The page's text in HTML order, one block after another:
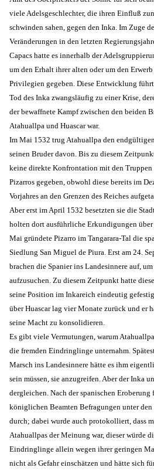
viele Adelsgeschlechter, die ihren Einfluß
schwinden sahen, gegen den Inka. Im Zuge
Veränderungen in den letzten
Capacs hatte es innerhalb der
um den Erhalt ihrer alten oder um den Erwerb
Privilegien gegeben. Diese Entwicklung
Tod des Inka zwangsläufig zu einer Krise,
der bewaffnete Kampf zwischen den beiden
Atahuallpa und Huascar war.
Im Mai 1532 trug Atahuallpa den
seinen Bruder davon. Bis zu diesem
keine direkte Konfrontation mit den Truppen
Pizarros gegeben, obwohl diese bereits im
Vorjahres an den Grenzen des Reiches
Aber erst im April 1532 besetzten sie die
holten dort ausführliche Erkundigungen
Mai gründete Pizarro im Tangarara-Tal die
Siedlung San Miguel de Piura. Erst am 24.
brachen die Spanier ins Landesinnere auf,
aufzusuchen. Zu diesem Zeitpunkt hatte
seine Position im Inkareich eindeutig
über Huascar lag vier Monate zurück und er
seine Macht zu konsolidieren.
Es gibt viele Vermutungen, warum
die fremden Eindringlinge unternahm.
Marsch ins Landesinnere hätte es ihm
sein müssen, sie anzugreifen. Aber der Inka
dergleichen. Nach der spanischen Eroberung
königlichen Beamten Befragungen unter
durch; dabei wurde auch protokolliert, dass
Atahuallpas der Meinung war, dieser würde
Eindringlinge allein wegen ihrer geringen
nicht als Gefahr einschätzen und hätte sich